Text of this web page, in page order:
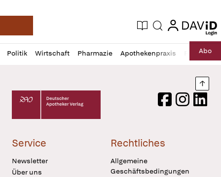
Deutsche Apotheker Zeitung
Aktuelle Ausgabe
Suche login
login
Politik Wirtschaft Pharmazie Apothekenpraxis RechtAbo
Profil
öffnen
Daz
Pur
Deutscher Apotheker Verlag Logo
FacebookInstagram
Service
Newsletter
Über uns
Rechtliches
Allgemeine
Geschäftsbedingungen